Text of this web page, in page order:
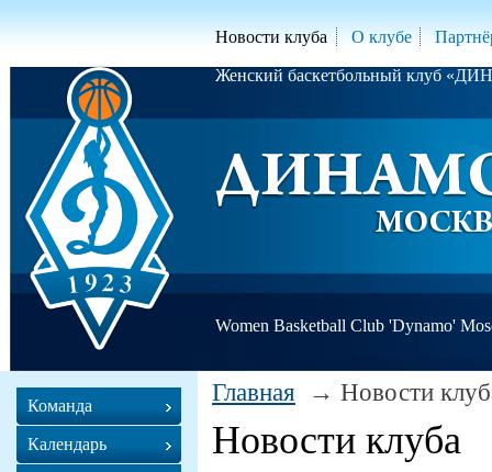
Новости клуба О клубе
Женский баскетбольный клуб
Women Basketball Club 'Dynamo'
Главная Новости
Новости клуба
Команда
Календарь